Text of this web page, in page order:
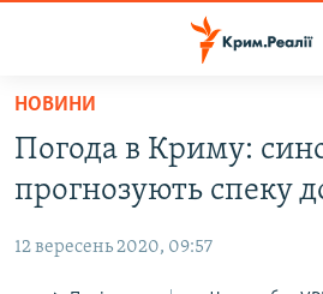
Перейти
основного
матеріалу
Перейти
до
ВОДА.КРИМ
ВІДЕО ТА ФОТО
ПОЛІТИКА
НОВИНИ
Погода в Криму:
прогнозують спеку
12 вересень 2020, 09:57